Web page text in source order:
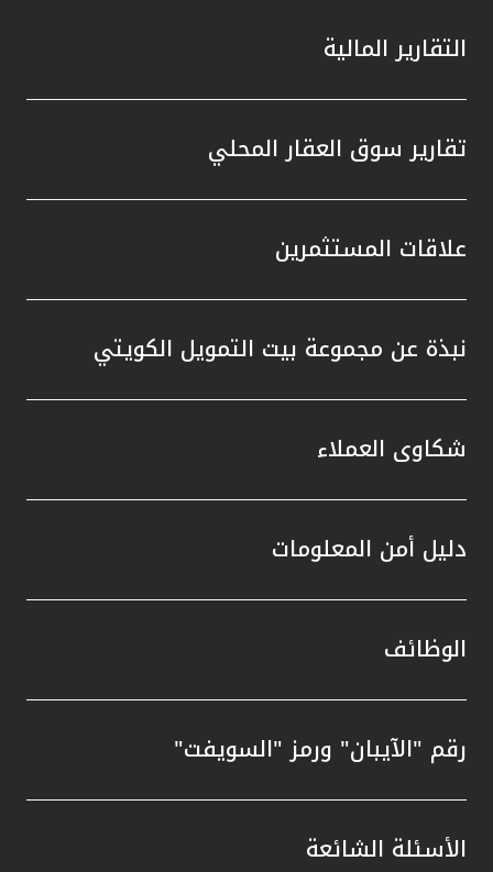
التقارير المالية
تقارير سوق العقار المحلي
علاقات المستثمرين
نبذة عن مجموعة بيت التمويل الكويتي
شكاوى العملاء
دليل أمن المعلومات
الوظائف
رقم "الآيبان" ورمز "السويفت"
الأسئلة الشائعة